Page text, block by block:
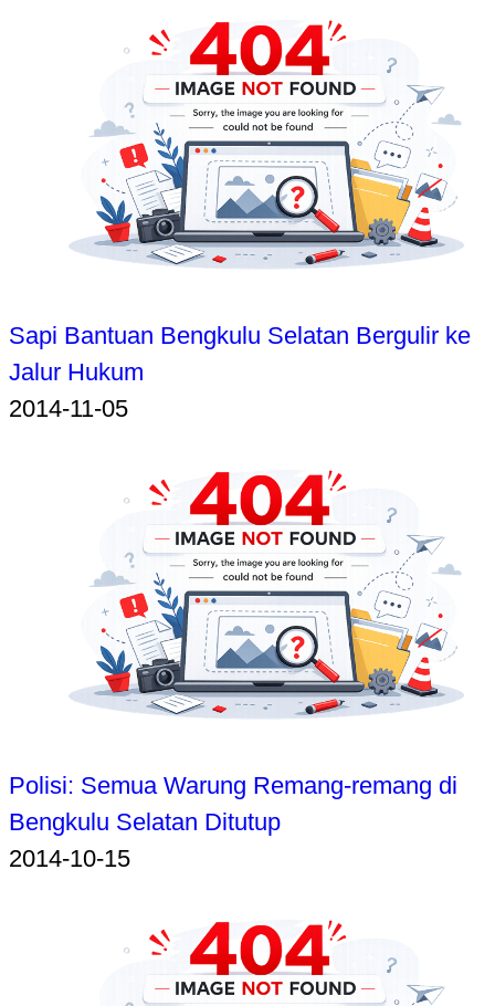
Sapi Bantuan Bengkulu Selatan Bergulir ke
Jalur Hukum
2014-11-05
Polisi: Semua Warung Remang-remang di
Bengkulu Selatan Ditutup
2014-10-15